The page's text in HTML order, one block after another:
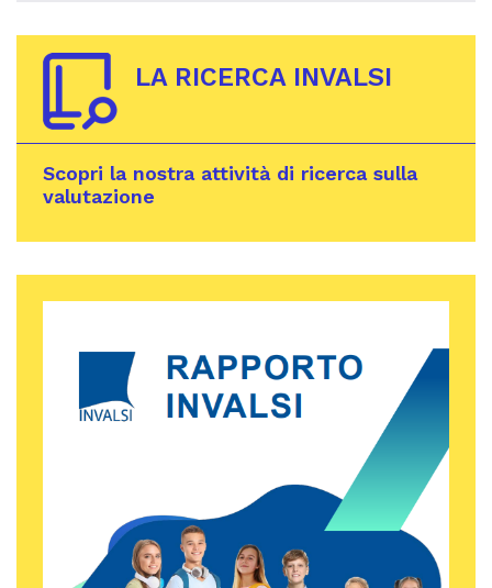
LA RICERCA INVALSI
Scopri la nostra attività di ricerca sulla
valutazione